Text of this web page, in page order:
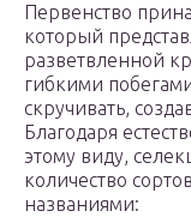
Первенство
который
разветвленной
гибкими
скручивать,
Благодаря
этому виду,
количество
названиями: